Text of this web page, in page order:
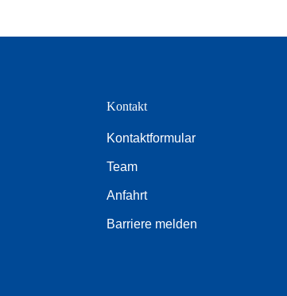
Kontakt
Kontaktformular
Team
Anfahrt
Barriere melden